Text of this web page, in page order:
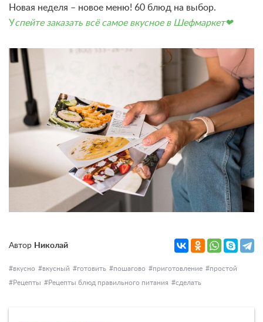
Новая неделя – новое меню! 60 блюд на выбор.
Успейте заказать всё самое вкусное в Шефмаркет❤
Автор Николай
вкусно вкусный готовить пошагово приготовление
простой
Рецепты
Рецепты блюд правильного питания сделать